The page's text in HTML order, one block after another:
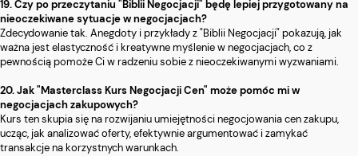
19. Czy po przeczytaniu "Biblii Negocjacji" będę lepiej przygotowany na
nieoczekiwane sytuacje w negocjacjach?
Zdecydowanie tak. Anegdoty i przykłady z "Biblii Negocjacji" pokazują, jak
ważna jest elastyczność i kreatywne myślenie w negocjacjach, co z
pewnością pomoże Ci w radzeniu sobie z nieoczekiwanymi wyzwaniami.
20. Jak "Masterclass Kurs Negocjacji Cen" może pomóc mi w
negocjacjach zakupowych?
Kurs ten skupia się na rozwijaniu umiejętności negocjowania cen zakupu,
ucząc, jak analizować oferty, efektywnie argumentować i zamykać
transakcje na korzystnych warunkach.